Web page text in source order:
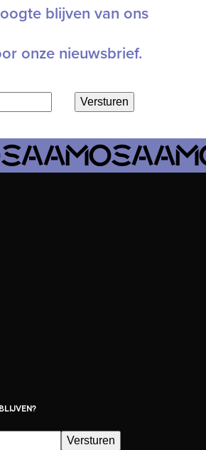
blijven van ons
onze nieuwsbrief.
Versturen
Versturen